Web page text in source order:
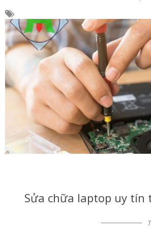
Sửa chữa laptop uy tín